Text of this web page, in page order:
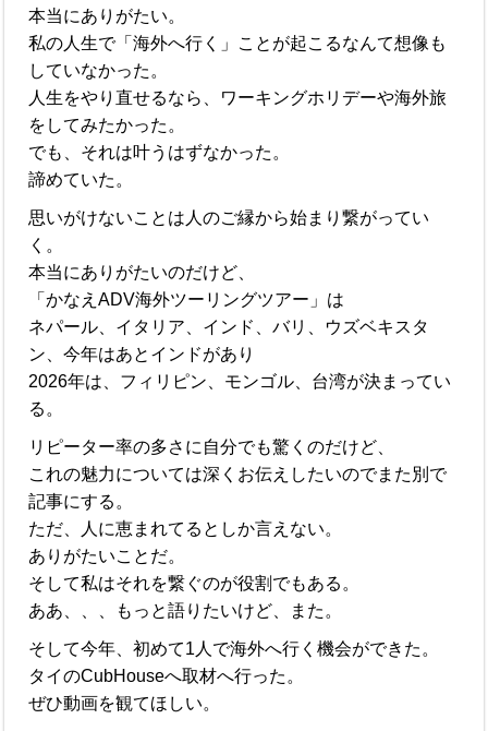
本当にありがたい。
私の人生で「海外へ行く」ことが起こるなんて想像も
していなかった。
人生をやり直せるなら、ワーキングホリデーや海外旅
をしてみたかった。
でも、それは叶うはずなかった。
諦めていた。
思いがけないことは人のご縁から始まり繋がってい
く。
本当にありがたいのだけど、
「かなえADV海外ツーリングツアー」は
ネパール、イタリア、インド、バリ、ウズベキスタ
ン、今年はあとインドがあり
2026年は、フィリピン、モンゴル、台湾が決まってい
る。
リピーター率の多さに自分でも驚くのだけど、
これの魅力については深くお伝えしたいのでまた別で
記事にする。
ただ、人に恵まれてるとしか言えない。
ありがたいことだ。
そして私はそれを繋ぐのが役割でもある。
ああ、、、もっと語りたいけど、また。
そして今年、初めて1人で海外へ行く機会ができた。
タイのCubHouseへ取材へ行った。
ぜひ動画を観てほしい。